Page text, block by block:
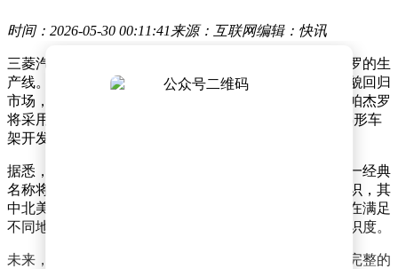
时间：2026-05-30 00:11:41 来源：互联网编辑：快讯
三菱汽车近日正式宣布，将重启旗下经典越野车型帕杰罗的生
产线。这款曾于2021年停产的硬派越野车，将以全新面貌回归
市场，首款车型计划于今年秋季正式亮相。此次回归的帕杰罗
将采用非承载式车身结构，底盘基于三菱Triton皮卡的梯形车
架开发，确保其具备强大的越野性能。
据悉，三菱不仅确认了帕杰罗的回归，还宣布蒙特罗这一经典
名称将同步复出。在部分市场，新车型将使用蒙特罗标识，其
中北美市场发售的版本大概率采用该命名。这一举措旨在满足
不同地区消费者的需求，同时强化品牌在全球市场的辨识度。
未来，帕杰罗将不再局限于单一车型，而是发展为一个完整的